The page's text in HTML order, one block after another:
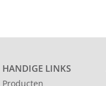
HANDIGE LINKS
Producten